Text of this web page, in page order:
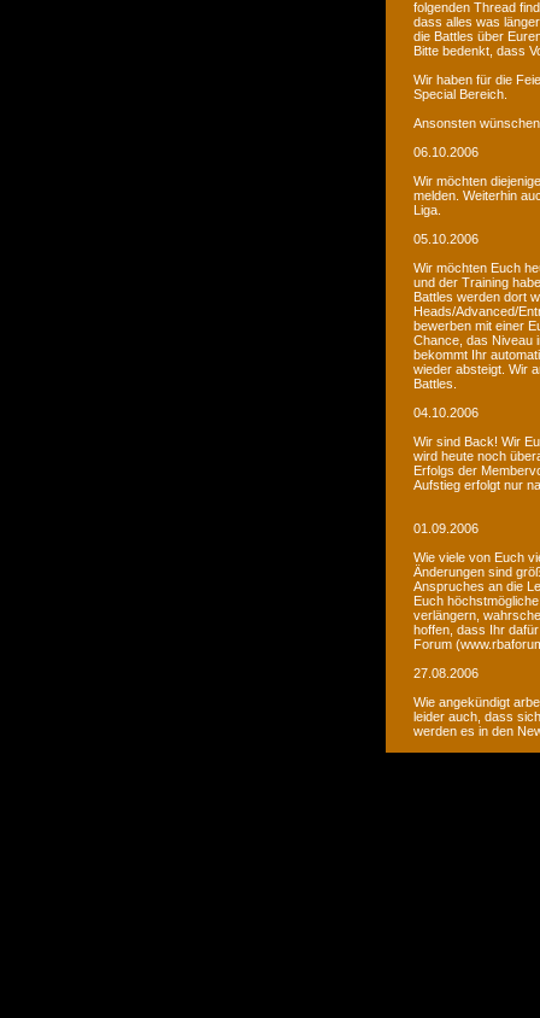
folgenden Thread
dass alles was
die Battles über
Bitte bedenkt, dass
Wir haben für die
Special Bereich.
Ansonsten
06.10.2006
Wir möchten
melden. Weiterhin
Liga.
05.10.2006
Wir möchten Euch
und der Training
Battles werden dort
Heads/Advanced/
bewerben mit einer
Chance, das Niveau
bekommt Ihr
wieder absteigt. Wir
Battles.
04.10.2006
Wir sind Back! Wir
wird heute noch
Erfolgs der
Aufstieg erfolgt nur
01.09.2006
Wie viele von Euch
Änderungen sind
Anspruches an die
Euch
verlängern,
hoffen, dass Ihr
Forum
27.08.2006
Wie angekündigt
leider auch, dass
werden es in den